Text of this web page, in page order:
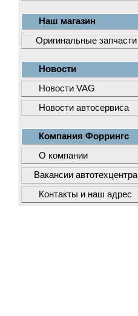
Наш магазин
Оригинальные запчасти
Новости
Новости VAG
Новости автосервиса
Компания Форрингс
О компании
Вакансии автотехцентра
Контакты и наш адрес